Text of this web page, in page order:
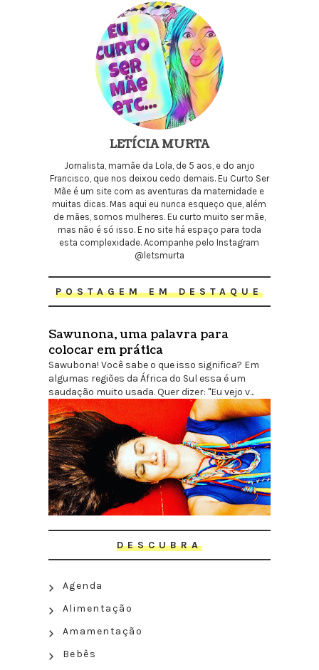
LETÍCIA MURTA
Jornalista, mamãe da Lola, de 5 aos, e do anjo
Francisco, que nos deixou cedo demais. Eu Curto Ser
Mãe é um site com as aventuras da maternidade e
muitas dicas. Mas aqui eu nunca esqueço que, além
de mães, somos mulheres. Eu curto muito ser mãe,
mas não é só isso. E no site há espaço para toda
esta complexidade. Acompanhe pelo Instagram
@letsmurta
POSTAGEM EM DESTAQUE
Sawunona, uma palavra para
colocar em prática
Sawubona! Você sabe o que isso significa? Em
algumas regiões da África do Sul essa é um
saudação muito usada. Quer dizer: "Eu vejo v...
DESCUBRA
Agenda
Alimentação
Amamentação
Bebês